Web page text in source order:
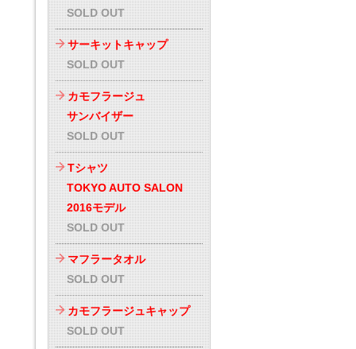
SOLD OUT
サーキットキャップ
SOLD OUT
カモフラージュ
サンバイザー
SOLD OUT
Tシャツ
TOKYO AUTO SALON
2016モデル
SOLD OUT
マフラータオル
SOLD OUT
カモフラージュキャップ
SOLD OUT